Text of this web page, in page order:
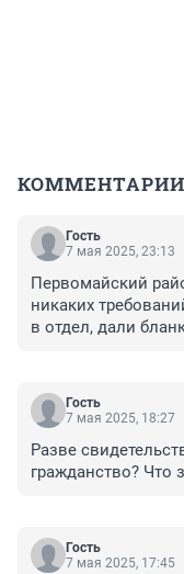
КОММЕНТАРИИ
Гость
7 мая 2025, 23:13
Первомайский
никаких
в отдел, дали
копию
стоит вагончик,
дома сделал копии
Гость
7 мая 2025, 18:27
Разве
гражданство?
Гость
7 мая 2025, 17:45